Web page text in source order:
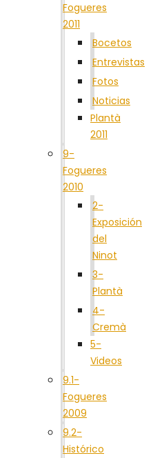
Fogueres
2011
Bocetos
Entrevistas
Fotos
Noticias
Plantà
2011
9-
Fogueres
2010
2-
Exposición
del
Ninot
3-
Plantà
4-
Cremà
5-
Videos
9.1-
Fogueres
2009
9.2-
Histórico